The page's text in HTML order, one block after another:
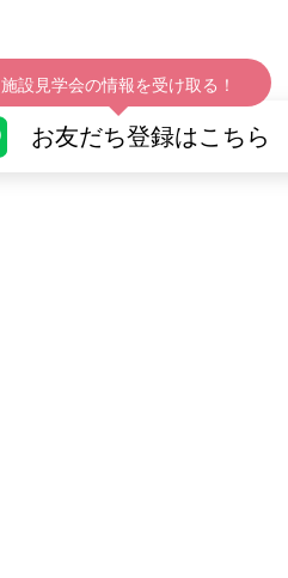
施設見学会の情報を受け取る！
お友だち登録はこちら